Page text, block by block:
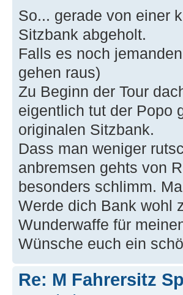
So... gerade von einer
Sitzbank abgeholt.
Falls es noch
gehen raus)
Zu Beginn der Tour
eigentlich tut der Popo
originalen Sitzbank.
Dass man weniger
anbremsen gehts von
besonders schlimm.
Werde dich Bank wohl
Wunderwaffe für
Wünsche euch ein
Re: M Fahrersitz